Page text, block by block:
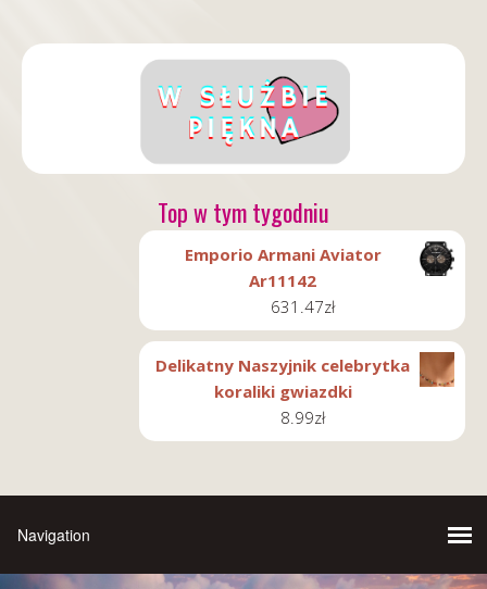
Top w tym tygodniu
Emporio Armani Aviator
Ar11142
631.47zł
Delikatny Naszyjnik celebrytka
koraliki gwiazdki
8.99zł